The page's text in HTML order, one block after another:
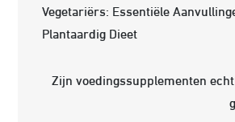
Vegetariërs: Essentiële
Plantaardig Dieet
Zijn voedingssupplementen